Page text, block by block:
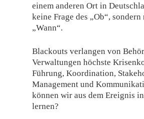
einem anderen Ort in
keine Frage des „Ob“, sondern
„Wann“.
Blackouts verlangen von
Verwaltungen höchste
Führung, Koordination,
Management und
können wir aus dem Ereignis
lernen?